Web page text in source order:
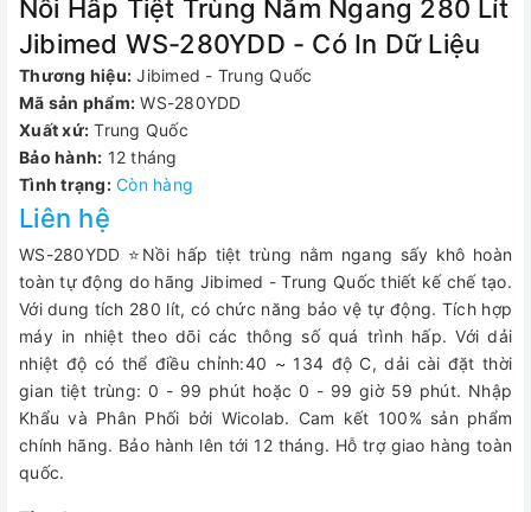
Nồi Hấp Tiệt Trùng Nằm Ngang 280 Lít
Jibimed WS-280YDD - Có In Dữ Liệu
Thương hiệu: Jibimed - Trung Quốc
Mã sản phẩm: WS-280YDD
Xuất xứ: Trung Quốc
Bảo hành: 12 tháng
Tình trạng: Còn hàng
Liên hệ
WS-280YDD ⭐Nồi hấp tiệt trùng nằm ngang sấy khô hoàn
toàn tự động do hãng Jibimed - Trung Quốc thiết kế chế tạo.
Với dung tích 280 lít, có chức năng bảo vệ tự động. Tích hợp
máy in nhiệt theo dõi các thông số quá trình hấp. Với dải
nhiệt độ có thể điều chỉnh:40 ~ 134 độ C, dải cài đặt thời
gian tiệt trùng: 0 - 99 phút hoặc 0 - 99 giờ 59 phút. Nhập
Khẩu và Phân Phối bởi Wicolab. Cam kết 100% sản phẩm
chính hãng. Bảo hành lên tới 12 tháng. Hỗ trợ giao hàng toàn
quốc.